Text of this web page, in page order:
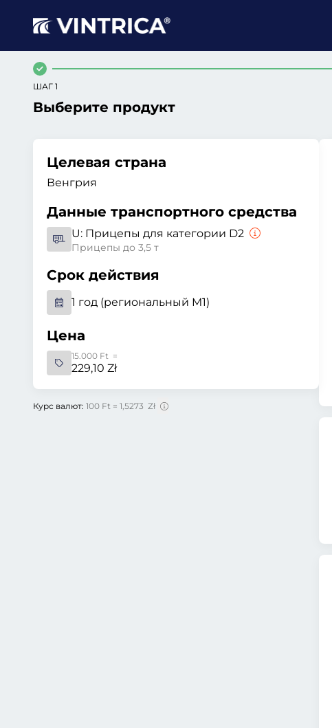
ШАГ 1
Выберите продукт
Целевая страна
Венгрия
Данные транспортного средства
U: Прицепы для категории D2
Прицепы до 3,5 т
Срок действия
1 год (региональный M1)
Цена
15.000 Ft =
229,10 Zł
Курс валют: 100 Ft = 1,5273 Zł